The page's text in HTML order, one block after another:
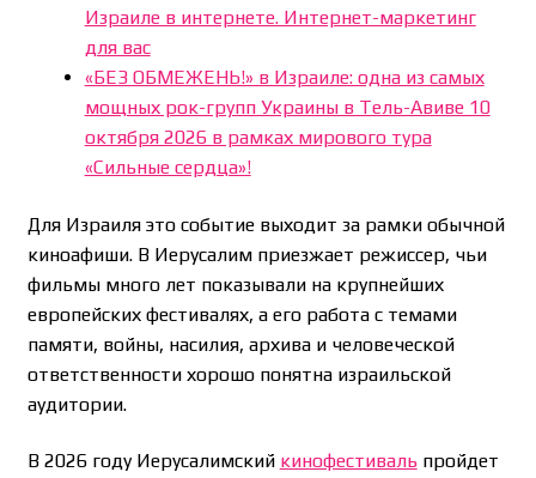
Израиле в интернете. Интернет-маркетинг
для вас
«БЕЗ ОБМЕЖЕНЬ!» в Израиле: одна из самых
мощных рок-групп Украины в Тель-Авиве 10
октября 2026 в рамках мирового тура
«Сильные сердца»!
Для Израиля это событие выходит за рамки обычной
киноафиши. В Иерусалим приезжает режиссер, чьи
фильмы много лет показывали на крупнейших
европейских фестивалях, а его работа с темами
памяти, войны, насилия, архива и человеческой
ответственности хорошо понятна израильской
аудитории.
В 2026 году Иерусалимский кинофестивальпройдет